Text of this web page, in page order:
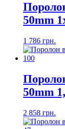
50mm
1 786 грн.
50mm
2 858 грн.